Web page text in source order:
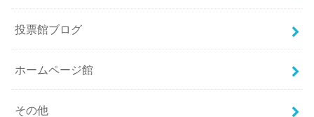
投票館ブログ
ホームページ館
その他